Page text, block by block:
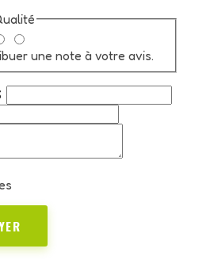
une note à votre avis.